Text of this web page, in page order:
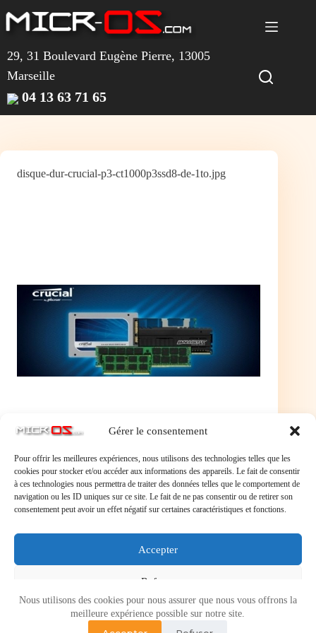
Gérer le consentement
Pour offrir les meilleures expériences, nous utilisons des technologies telles que les
cookies pour stocker et/ou accéder aux informations des appareils. Le fait de consentir
à ces technologies nous permettra de traiter des données telles que le comportement de
navigation ou les ID uniques sur ce site. Le fait de ne pas consentir ou de retirer son
consentement peut avoir un effet négatif sur certaines caractéristiques et fonctions.
Accepter
Refuser
Voir les préférences
au
contenu
Nous utilisons des cookies pour nous assurer que nous vous offrons la
meilleure expérience possible sur notre site.
29, 31 Boulevard Eugène Pierre, 13005
Marseille
04 13 63 71 65
disque-dur-crucial-p3-ct1000p3ssd8-de-1to.jpg
Laisser un commentaire
Vous devez
pour publier un commentaire.